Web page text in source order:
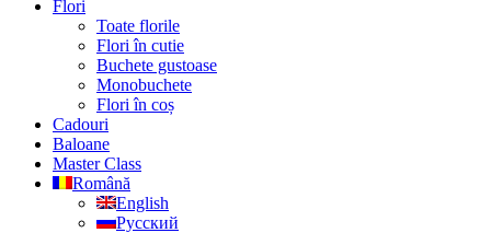
Flori
Toate florile
Flori în cutie
Buchete gustoase
Monobuchete
Flori în coș
Cadouri
Baloane
Master Class
Română
English
Русский